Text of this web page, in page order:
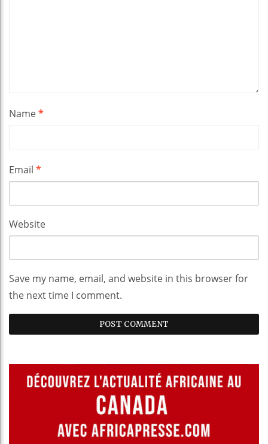
Name*
Email *
Website
Save my name, email, and website in this browser for
the next time I comment.